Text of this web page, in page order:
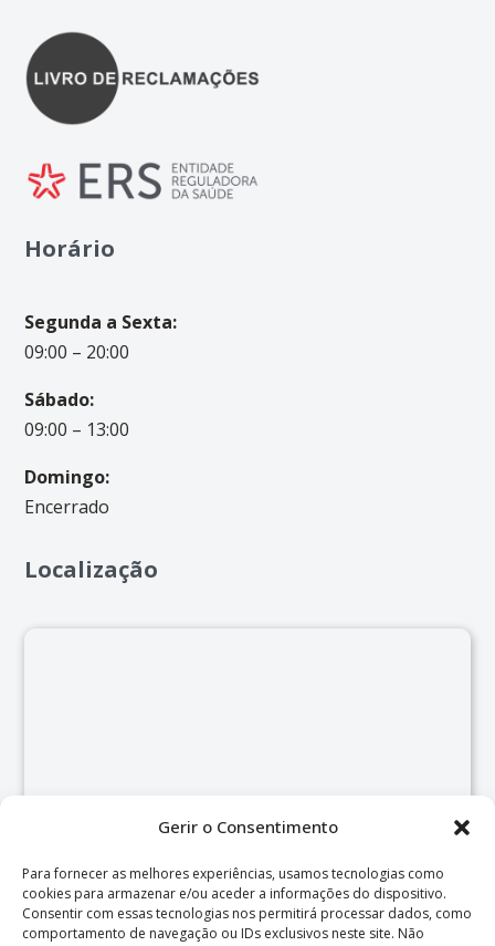
Gerir o Consentimento
Para fornecer as melhores experiências, usamos tecnologias como
cookies para armazenar e/ou aceder a informações do dispositivo.
Consentir com essas tecnologias nos permitirá processar dados, como
comportamento de navegação ou IDs exclusivos neste site. Não
Horário
Segunda a Sexta:
09:00 – 20:00
Sábado:
09:00 – 13:00
Domingo:
Encerrado
Localização